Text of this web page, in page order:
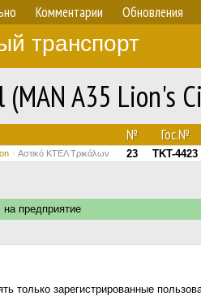
Комментарии Обновления
транспорт
(MAN A35 Lion's
№ Гос.№
Αστικό ΚΤΕΛ Τρικάλων 23 TKT-4423
предприятие
только зарегистрированные